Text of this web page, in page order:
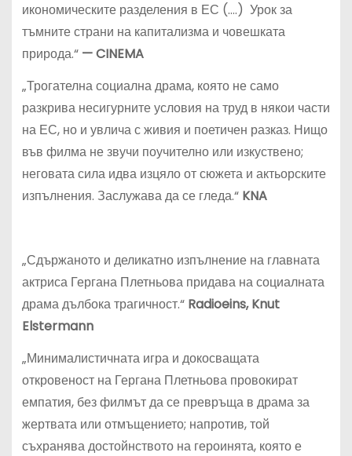
икономическите разделения в ЕС (….) Урок за
тъмните страни на капитализма и човешката
природа.“ — CINEMA
„Трогателна социална драма, която не само
разкрива несигурните условия на труд в някои части
на ЕС, но и увлича с живия и поетичен разказ. Нищо
във филма не звучи поучително или изкуствено;
неговата сила идва изцяло от сюжета и актьорските
изпълнения. Заслужава да се гледа.“ KNA
„Сдържаното и деликатно изпълнение на главната
актриса Гергана Плетньова придава на социалната
драма дълбока трагичност.“ Radioeins, Knut
Elstermann
„Минималистичната игра и докосващата
откровеност на Гергана Плетньова провокират
емпатия, без филмът да се превръща в драма за
жертвата или отмъщението; напротив, той
съхранява достойнството на героинята, която е